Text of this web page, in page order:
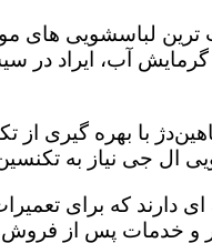
لباسشویی های
آب، ایراد در
با بهره گیری
ال جی نیاز به
دارند که برای
و خدمات پس از فروش